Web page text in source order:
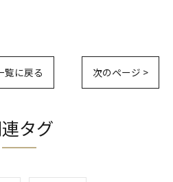
覧に戻る 次のページ >
タグ